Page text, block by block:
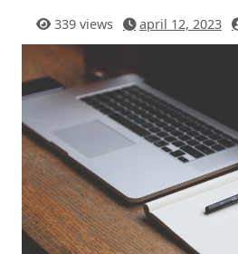
339 views april 12, 2023